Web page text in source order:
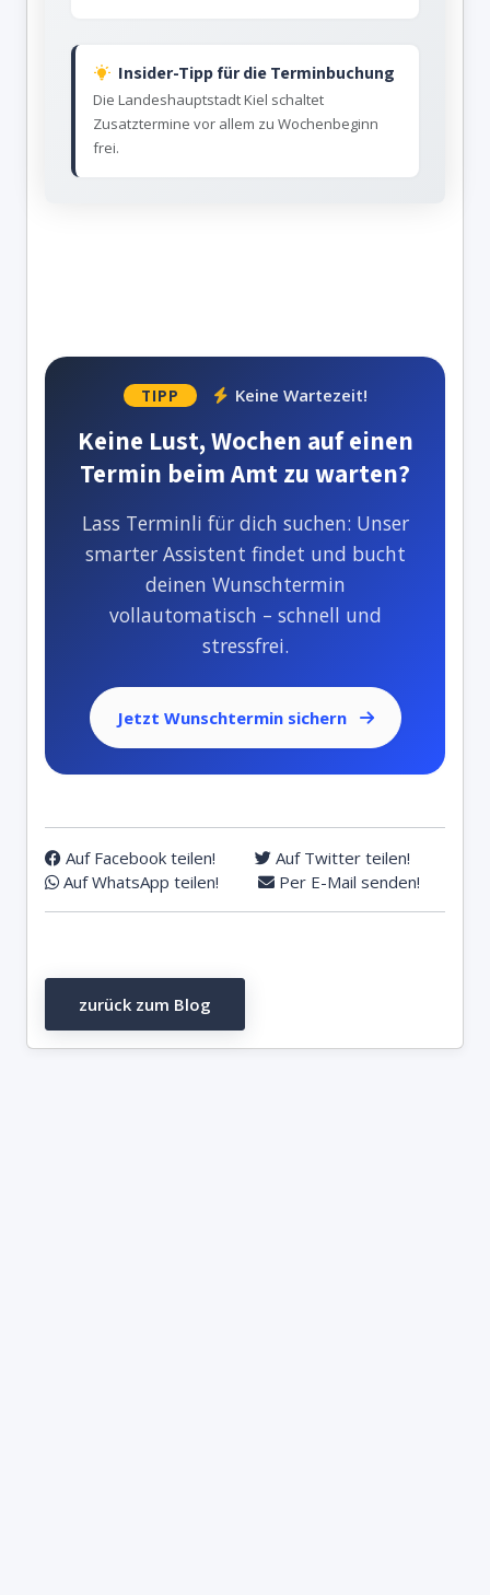
Insider-Tipp für die Terminbuchung
Die Landeshauptstadt Kiel schaltet
Zusatztermine vor allem zu Wochenbeginn
frei.
TIPP Keine Wartezeit!
Keine Lust, Wochen auf einen
Termin beim Amt zu warten?
Lass Terminli für dich suchen: Unser
smarter Assistent findet und bucht
deinen Wunschtermin
vollautomatisch – schnell und
stressfrei.
Jetzt Wunschtermin sichern
Auf Facebook teilen!
Auf Twitter teilen!
Auf WhatsApp teilen!
Per E-Mail senden!
zurück zum Blog